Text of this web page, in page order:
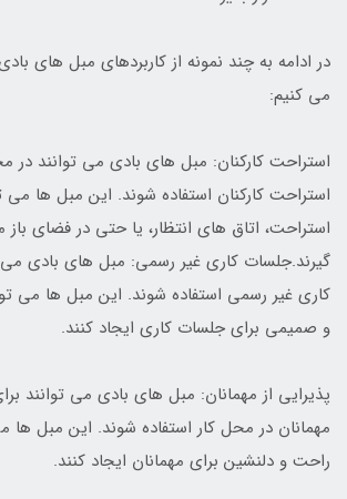
در ادامه به چند نمونه از کاربردهای مبل های
می کنیم:
استراحت کارکنان: مبل های بادی می توانند در
استراحت کارکنان استفاده شوند. این مبل ها می
استراحت، اتاق های انتظار، یا حتی در فضای باز
گیرند.جلسات کاری غیر رسمی: مبل های بادی می
کاری غیر رسمی استفاده شوند. این مبل ها می
و صمیمی برای جلسات کاری ایجاد کنند.
پذیرایی از مهمانان: مبل های بادی می توانند
مهمانان در محل کار استفاده شوند. این مبل ها
راحت و دلنشین برای مهمانان ایجاد کنند.